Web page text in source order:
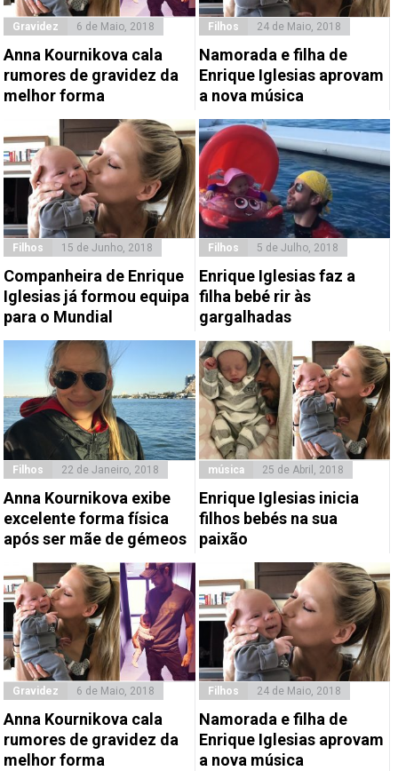
Gravidez 6 de Maio, 2018
Anna Kournikova cala
rumores de gravidez da
melhor forma
Filhos 24 de Maio, 2018
Namorada e filha de
Enrique Iglesias aprovam
a nova música
Filhos 15 de Junho, 2018
Companheira de Enrique
Iglesias já formou equipa
para o Mundial
Filhos 5 de Julho, 2018
Enrique Iglesias faz a
filha bebé rir às
gargalhadas
Filhos 22 de Janeiro, 2018
Anna Kournikova exibe
excelente forma física
após ser mãe de gémeos
música 25 de Abril, 2018
Enrique Iglesias inicia
filhos bebés na sua
paixão
Gravidez 6 de Maio, 2018
Anna Kournikova cala
rumores de gravidez da
melhor forma
Filhos 24 de Maio, 2018
Namorada e filha de
Enrique Iglesias aprovam
a nova música